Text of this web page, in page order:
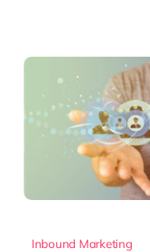
Inbound Marketing